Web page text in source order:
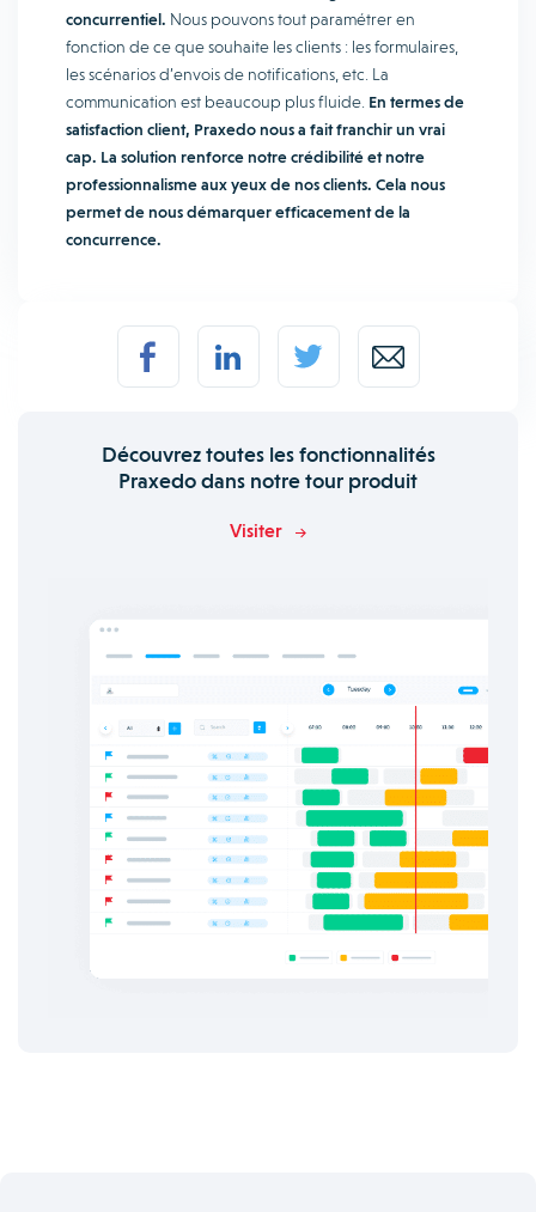
concurrentiel. Nous pouvons tout paramétrer en
fonction de ce que souhaite les clients : les formulaires,
les scénarios d’envois de notifications, etc. La
communication est beaucoup plus fluide. En termes de
satisfaction client, Praxedo nous a fait franchir un vrai
cap. La solution renforce notre crédibilité et notre
professionnalisme aux yeux de nos clients. Cela nous
permet de nous démarquer efficacement de la
concurrence.
Découvrez toutes les fonctionnalités
Praxedo dans notre tour produit
Visiter